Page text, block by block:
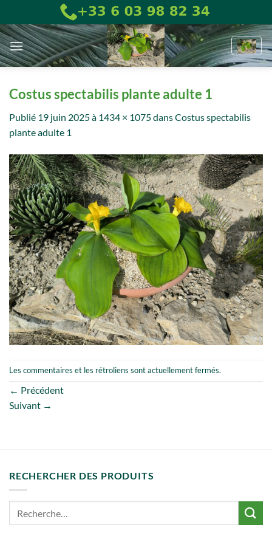
au
contenu
Costus spectabilis plante adulte 1
Publié 19 juin 2025à 1434 × 1075dansCostus spectabilis
plante adulte 1
Les commentaires et les rétroliens sont actuellement fermés.
← Précédent
Suivant →
RECHERCHER DES PRODUITS